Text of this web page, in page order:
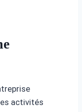
activités